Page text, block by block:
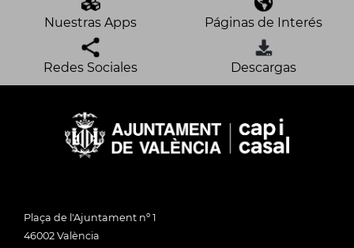
Nuestras Apps Páginas de Interés
Redes Sociales Descargas
Plaça de l'Ajuntament nº 1
46002 València